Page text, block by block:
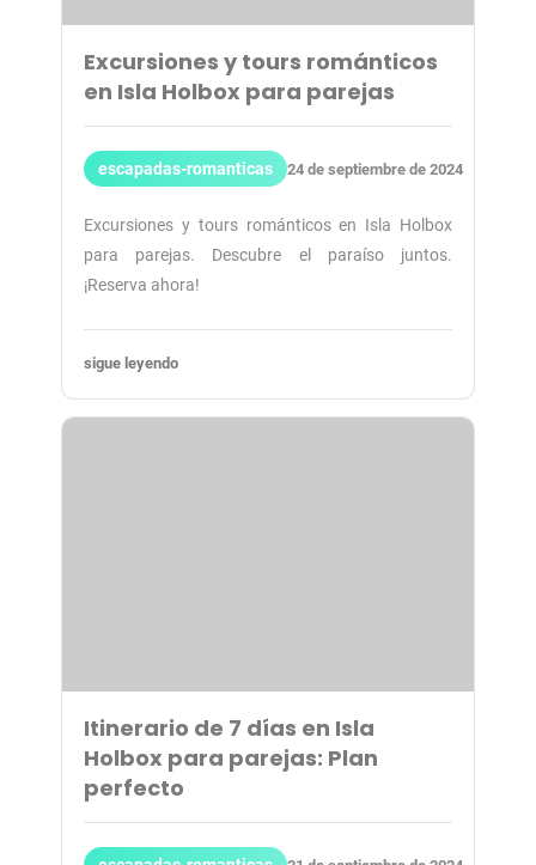
Excursiones y tours románticos
en Isla Holbox para parejas
escapadas-romanticas 24 de septiembre de 2024
Excursiones y tours románticos en Isla Holbox
para parejas. Descubre el paraíso juntos.
¡Reserva ahora!
sigue leyendo
Itinerario de 7 días en Isla
Holbox para parejas: Plan
perfecto